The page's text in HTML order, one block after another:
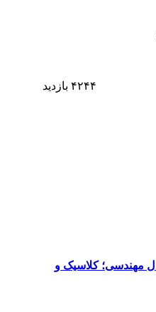
۴۲۴۴ بازدید
مهندسی؛ کلاسیک و